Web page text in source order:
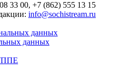
33 00, +7 (862) 555 13 15
info@sochistream.ru
данных
данных